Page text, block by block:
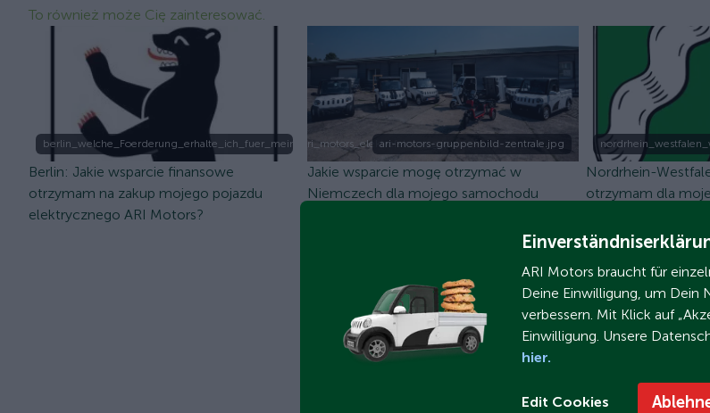
To również może Cię zainteresować.
berlin_welche_Foerderung_erhalte_ich_fuer_mein_ari_motors_elektrofahrzeug.jpg
Berlin: Jakie wsparcie finansowe
otrzymam na zakup mojego pojazdu
elektrycznego ARI Motors?
ari-motors-gruppenbild-zentrale.jpg
Jakie wsparcie mogę otrzymać w
Niemczech dla mojego samochodu
Nordrhein-
otrzymam dla
ARI Motors braucht für
Deine Einwilligung, um Dein
verbessern. Mit Klick auf
Einwilligung. Unsere
hier.
Edit Cookies